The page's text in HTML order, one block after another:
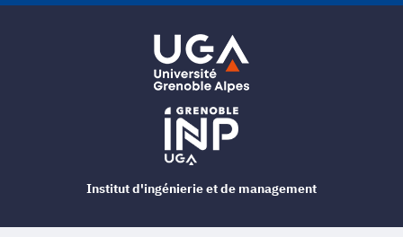
Institut d'ingénierie et de management